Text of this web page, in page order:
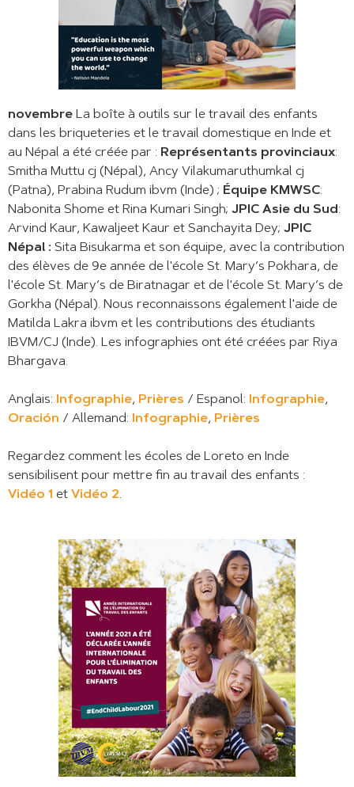
novembre La boîte à outils sur le travail des enfants
dans les briqueteries et le travail domestique en Inde et
au Népal a été créée par : Représentants provinciaux:
Smitha Muttu cj (Népal), Ancy Vilakumaruthumkal cj
(Patna), Prabina Rudum ibvm (Inde) ; Équipe KMWSC:
Nabonita Shome et Rina Kumari Singh; JPIC Asie du Sud :
Arvind Kaur, Kawaljeet Kaur et Sanchayita Dey; JPIC
Népal : Sita Bisukarma et son équipe, avec la contribution
des élèves de 9e année de l'école St. Mary’s Pokhara, de
l'école St. Mary’s de Biratnagar et de l'école St. Mary’s de
Gorkha (Népal). Nous reconnaissons également l'aide de
Matilda Lakra ibvm et les contributions des étudiants
IBVM/CJ (Inde). Les infographies ont été créées par Riya
Bhargava.
Anglais: Infographie, Prières / Espanol: Infographie,
Oración / Allemand: Infographie, Prières
Regardez comment les écoles de Loreto en Inde
sensibilisent pour mettre fin au travail des enfants :
Vidéo 1 et Vidéo 2.